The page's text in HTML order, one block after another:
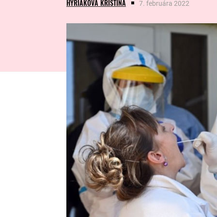
HYRIAKOVÁ KRISTÍNA 7. februára 2022